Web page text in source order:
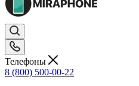
Телефоны
8 (800) 500-00-22